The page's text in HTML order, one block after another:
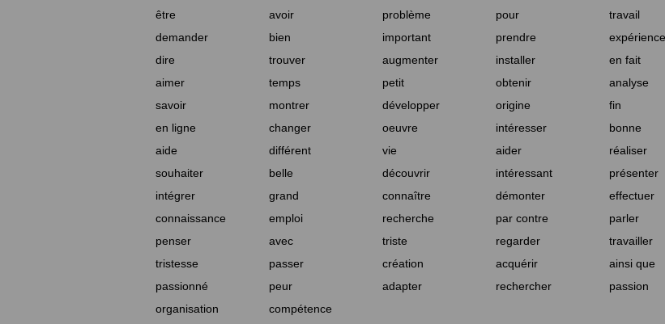
être
avoir problème pour travail
demander
bien important prendre expérience
dire
trouver augmenter installer en fait
aimer
temps petit obtenir analyse
savoir
montrer développer origine fin
en ligne
changer oeuvre intéresser bonne
aide
différent vie aider réaliser
souhaiter
belle découvrir intéressant présenter
intégrer
grand connaître démonter effectuer
connaissance
emploi recherche par contre parler
penser
avec triste regarder travailler
tristesse
passer création acquérir ainsi que
passionné
peur adapter rechercher passion
organisation
compétence